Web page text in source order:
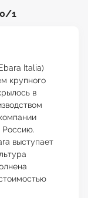
1
Italia)
крупного
в
Россию.
выступает